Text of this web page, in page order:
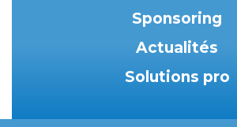
Sponsoring
Actualités
Solutions pro